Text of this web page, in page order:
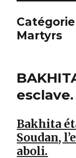
Martyrs
Bakhita
Soudan,
aboli.